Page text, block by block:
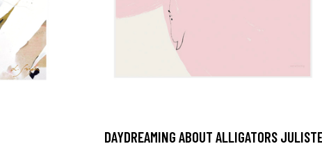
DAYDREAMING ABOUT ALLIGATORS